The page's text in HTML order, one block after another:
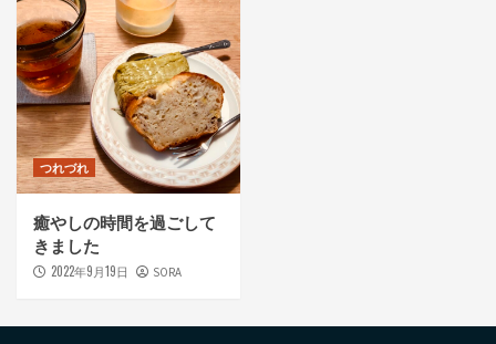
つれづれ
癒やしの時間を過ごして
きました
2022年9月19日 SORA